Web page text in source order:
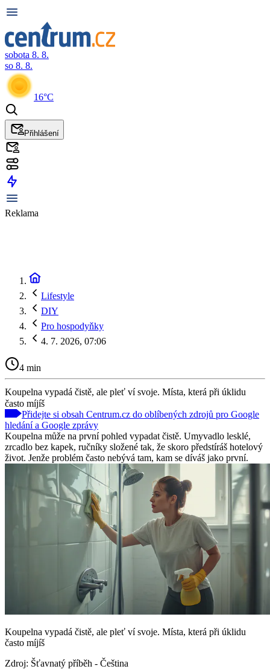
sobota 8. 8.
so 8. 8.
16°C
Přihlášení
Reklama
Lifestyle
DIY
Pro hospodyňky
4. 7. 2026, 07:06
4 min
Koupelna vypadá čistě, ale pleť ví svoje. Místa, která při úklidu
často míjíš
Přidejte si obsah Centrum.cz do oblíbených zdrojů pro Google
hledání a Google zprávy
Koupelna může na první pohled vypadat čistě. Umyvadlo lesklé,
zrcadlo bez kapek, ručníky složené tak, že skoro předstíráš hotelový
život. Jenže problém často nebývá tam, kam se díváš jako první.
Koupelna vypadá čistě, ale pleť ví svoje. Místa, která při úklidu
často míjíš
Zdroj: Šťavnatý příběh - Čeština